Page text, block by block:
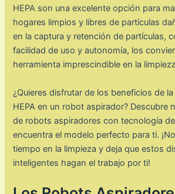
HEPA son una excelente opción para
hogares limpios y libres de partículas
en la captura y retención de partículas,
facilidad de uso y autonomía, los
herramienta imprescindible en la
¿Quieres disfrutar de los beneficios de
HEPA en un robot aspirador? Descubre
de robots aspiradores con tecnología
encuentra el modelo perfecto para ti.
tiempo en la limpieza y deja que estos
inteligentes hagan el trabajo por ti!